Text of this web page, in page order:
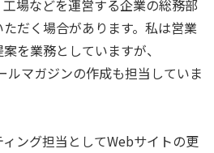
場などを運営する企業の総務部
だく場合があります。私は営業
を業務としていますが、
マガジンの作成も担当していま
ング担当としてWebサイトの更